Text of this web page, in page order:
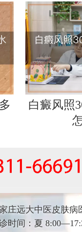
白癜风照
庄远大中医皮肤病
时间：夏